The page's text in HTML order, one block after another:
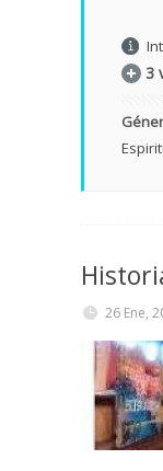
3
26 Ene,